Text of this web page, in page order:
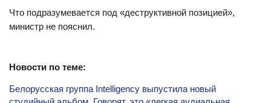
Что подразумевается под «деструктивной позицией»,
министр не пояснил.
Новости по теме:
Белорусская группа Intelligency выпустила новый